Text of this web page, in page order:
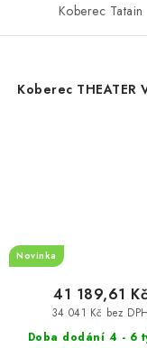
Koberec Tatain
Koberec THEATER
Novinka
Doba dodání 4 - 6
34 041 Kč bez DPH
41 189,61 Kč